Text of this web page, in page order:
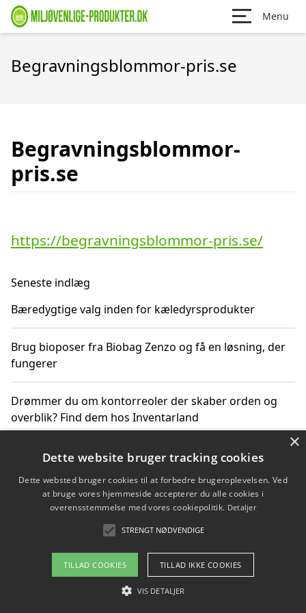
Menu
Begravningsblommor-pris.se
Begravningsblommor-
pris.se
https://begravningsblommor-pris.se/
Seneste indlæg
Bæredygtige valg inden for kæledyrsprodukter
Brug bioposer fra Biobag Zenzo og få en løsning, der
fungerer
Drømmer du om kontorreoler der skaber orden og
overblik? Find dem hos Inventarland
Hvordan stjernetegn datoer og miljø påvirker dine
Bæredygtige gadgets til en grønnere hverdag
Copyright 2026 - Pilanto Aps
Om / kontakt
Blog Betingelser
×
Dette website bruger tracking cookies
Dette websted bruger cookies til at forbedre brugeroplevelsen. Ved
at bruge vores hjemmeside accepterer du alle cookies i
overensstemmelse med vores cookiepolitik. Detaljer
STRENGT NØDVENDIGE
TILLAD COOKIES TILLAD IKKE COOKIES
VIS DETALJER